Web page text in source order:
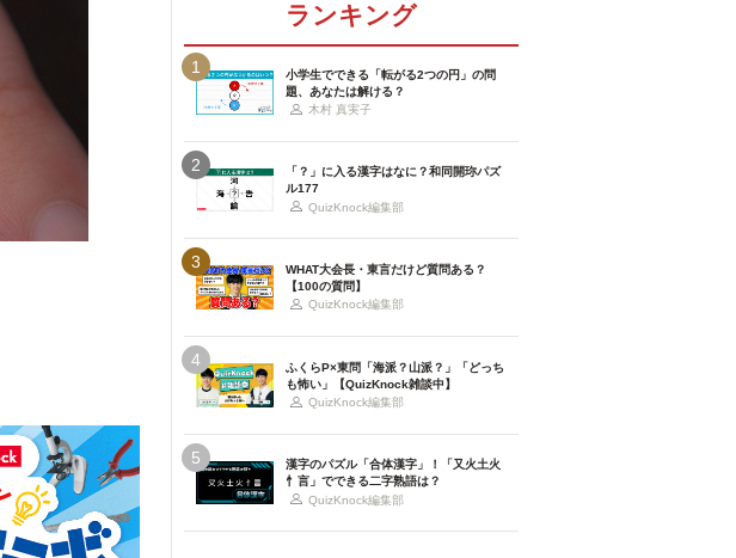
ランキング
1
小学生でできる「転がる2つの円」の問
題、あなたは解ける？
木村 真実子
2
「？」に入る漢字はなに？和同開珎パズ
ル177
QuizKnock編集部
3
WHAT大会長・東言だけど質問ある？
【100の質問】
QuizKnock編集部
4
ふくらP×東問「海派？山派？」「どっち
も怖い」【QuizKnock雑談中】
QuizKnock編集部
5
漢字のパズル「合体漢字」！「又火土火
忄言」でできる二字熟語は？
QuizKnock編集部